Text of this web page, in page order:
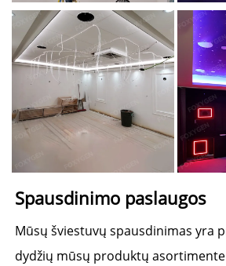
Spausdinimo paslaugos
Mūsų šviestuvų spausdinimas yra
dydžių mūsų produktų